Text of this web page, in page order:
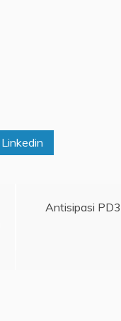
Linkedin
Antisipasi